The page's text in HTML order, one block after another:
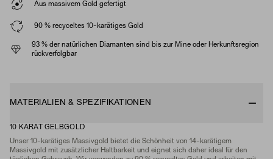
Aus massivem Gold gefertigt
90 % recyceltes 10-karätiges Gold
93 % der natürlichen Diamanten sind bis zur Mine oder Herkunftsregion
rückverfolgbar
MATERIALIEN & SPEZIFIKATIONEN
10 KARAT GELBGOLD
Unser 10-karätiges Massivgold bietet die Schönheit von 14-karätigem
Massivgold mit zusätzlicher Haltbarkeit und eignet sich daher ideal für den